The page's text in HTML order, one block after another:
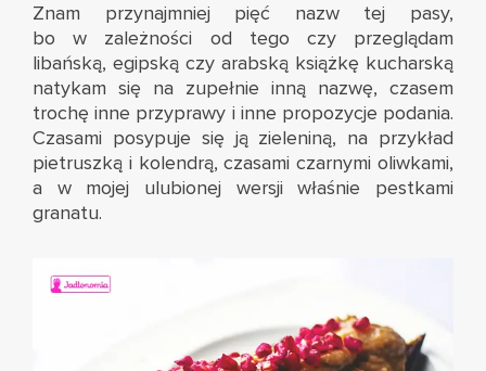
Znam przynajmniej pięć nazw tej pasy,
bo w zależności od tego czy przeglądam
libańską, egipską czy arabską książkę kucharską
natykam się na zupełnie inną nazwę, czasem
trochę inne przyprawy i inne propozycje podania.
Czasami posypuje się ją zieleniną, na przykład
pietruszką i kolendrą, czasami czarnymi oliwkami,
a w mojej ulubionej wersji właśnie pestkami
granatu.